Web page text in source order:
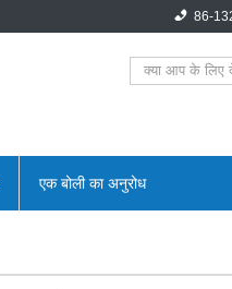
86-
एक बोली का अनुरोध